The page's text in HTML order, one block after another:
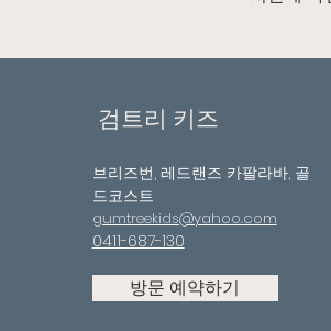
검트리 키즈
브리즈번, 레드랜즈 카팔라바, 골
드코스트
gumtreekids@yahoo.com
0411-687-130
방문 예약하기